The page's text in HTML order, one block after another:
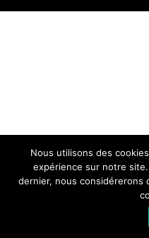
Nous utilisons des
expérience sur notre
dernier, nous considérerons